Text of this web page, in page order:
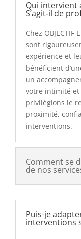
Qui intervient
S’agit‑il de
Chez OBJECTIF
sont
expérience et
bénéficient
un
votre intimité et
privilégions le
proximité,
interventions.
Comment se
de nos
Puis-je
interventions